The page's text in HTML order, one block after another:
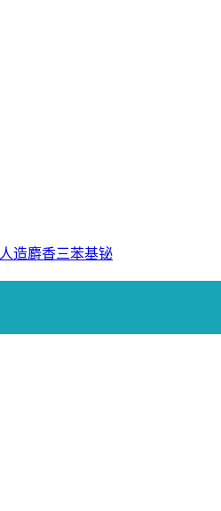
人造麝香三苯基铋